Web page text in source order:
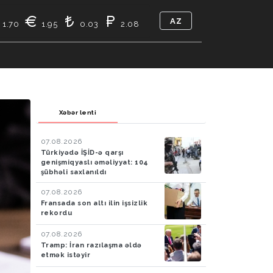
1.70 1.95 0.03 2.08 AZ
Xəbər lenti
07.08.2026
Türkiyədə İŞİD-ə qarşı
genişmiqyaslı əməliyyat: 104
şübhəli saxlanıldı
07.08.2026
Fransada son altı ilin işsizlik
rekordu
07.08.2026
Tramp: İran razılaşma əldə
etmək istəyir